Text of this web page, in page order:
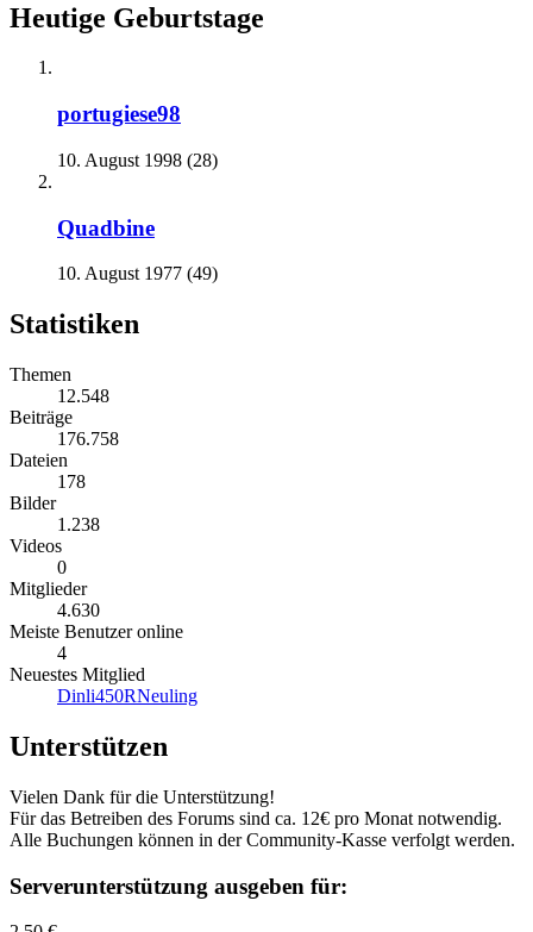
Heutige Geburtstage
portugiese98
10. August 1998 (28)
Quadbine
10. August 1977 (49)
Statistiken
Themen
12.548
Beiträge
176.758
Dateien
178
Bilder
1.238
Videos
0
Mitglieder
4.630
Meiste Benutzer online
4
Neuestes Mitglied
Dinli450RNeuling
Unterstützen
Vielen Dank für die Unterstützung!
Für das Betreiben des Forums sind ca. 12€ pro Monat notwendig.
Alle Buchungen können in der Community-Kasse verfolgt werden.
Serverunterstützung ausgeben für: